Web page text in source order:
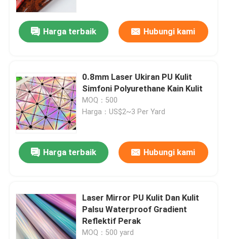
Harga terbaik Hubungi kami
0.8mm Laser Ukiran PU Kulit
Simfoni Polyurethane Kain Kulit
MOQ：500
Harga：US$2~3 Per Yard
Harga terbaik Hubungi kami
Laser Mirror PU Kulit Dan Kulit
Palsu Waterproof Gradient
Reflektif Perak
MOQ：500 yard